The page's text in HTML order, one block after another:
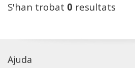
S'han trobat 0 resultats
Ajuda